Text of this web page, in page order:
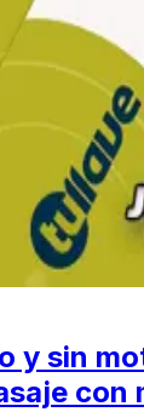
y sin
con